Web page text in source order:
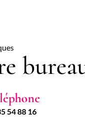
54 88 16